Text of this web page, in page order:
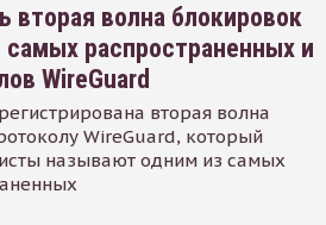
вторая волна блокировок
самых распространенных и
WireGuard
вторая волна
WireGuard, который
называют одним из самых